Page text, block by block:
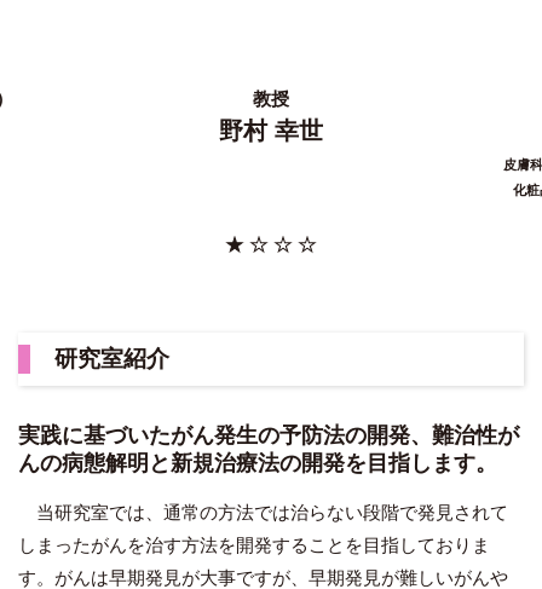
教授
野村 幸世
皮膚
化粧
研究室紹介
実践に基づいたがん発生の予防法の開発、難治性が
んの病態解明と新規治療法の開発を目指します。
当研究室では、通常の方法では治らない段階で発見されて
しまったがんを治す方法を開発することを目指しておりま
す。がんは早期発見が大事ですが、早期発見が難しいがんや